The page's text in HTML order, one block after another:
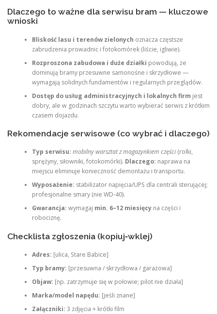
Dlaczego to ważne dla serwisu bram — kluczowe
wnioski
Bliskość lasu i terenów zielonych oznacza częstsze
zabrudzenia prowadnic i fotokomórek (liście, igliwie).
Rozproszona zabudowa i duże działki powodują, że
dominują bramy przesuwne samonośne i skrzydłowe —
wymagają solidnych fundamentów i regularnych przeglądów.
Dostęp do usług administracyjnych i lokalnych firm jest
dobry, ale w godzinach szczytu warto wybierać serwis z krótkim
czasem dojazdu.
Rekomendacje serwisowe (co wybrać i dlaczego)
Typ serwisu: mobilny warsztat z magazynkiem części(rolki,
sprężyny, siłowniki, fotokomórki). Dlaczego: naprawa na
miejscu eliminuje konieczność demontażu i transportu.
Wyposażenie: stabilizator napięcia/UPS dla centrali sterującej;
profesjonalne smary (nie WD‑40).
Gwarancja: wymagaj min. 6–12 miesięcyna części i
robociznę.
Checklista zgłoszenia (kopiuj‑wklej)
Adres: [ulica, Stare Babice]
Typ bramy: [przesuwna / skrzydłowa / garażowa]
Objaw: [np. zatrzymuje się w połowie; pilot nie działa]
Marka/model napędu: [jeśli znane]
Załączniki: 3 zdjęcia + krótki film